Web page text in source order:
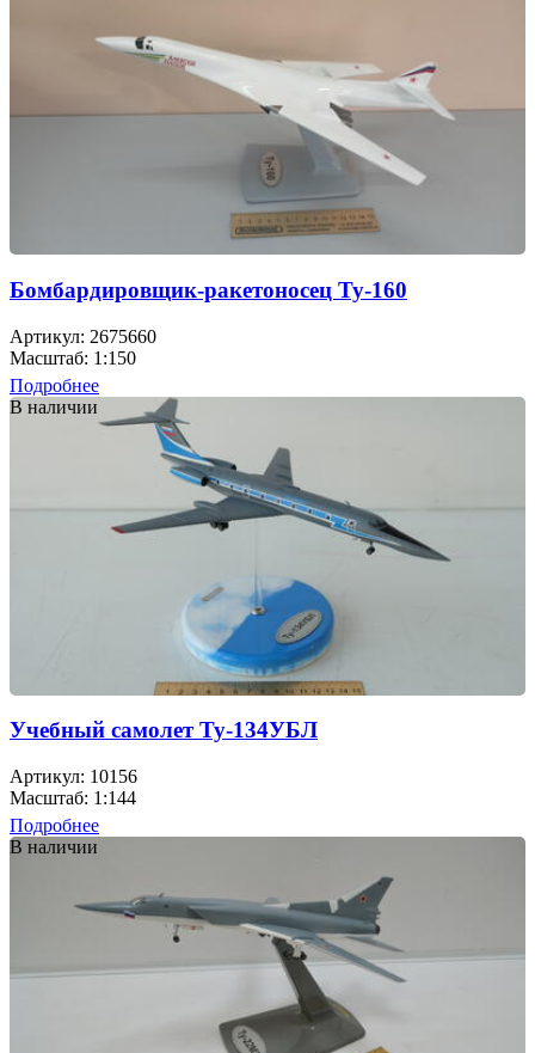
Бомбардировщик-ракетоносец Ту-160
Артикул: 2675660
Масштаб: 1:150
Подробнее
В наличии
Учебный самолет Ту-134УБЛ
Артикул: 10156
Масштаб: 1:144
Подробнее
В наличии